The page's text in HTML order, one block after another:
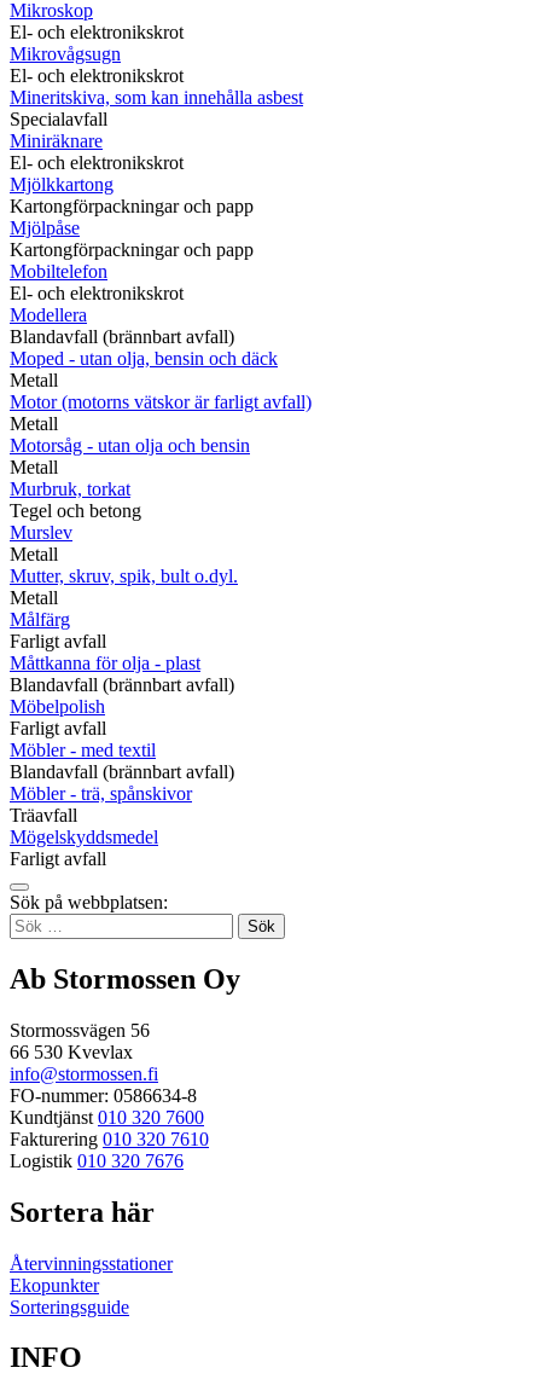
Mikroskop
El- och elektronikskrot
Mikrovågsugn
El- och elektronikskrot
Mineritskiva, som kan innehålla asbest
Specialavfall
Miniräknare
El- och elektronikskrot
Mjölkkartong
Kartongförpackningar och papp
Mjölpåse
Kartongförpackningar och papp
Mobiltelefon
El- och elektronikskrot
Modellera
Blandavfall (brännbart avfall)
Moped - utan olja, bensin och däck
Metall
Motor (motorns vätskor är farligt avfall)
Metall
Motorsåg - utan olja och bensin
Metall
Murbruk, torkat
Tegel och betong
Murslev
Metall
Mutter, skruv, spik, bult o.dyl.
Metall
Målfärg
Farligt avfall
Måttkanna för olja - plast
Blandavfall (brännbart avfall)
Möbelpolish
Farligt avfall
Möbler - med textil
Blandavfall (brännbart avfall)
Möbler - trä, spånskivor
Träavfall
Mögelskyddsmedel
Farligt avfall
Tillbaka
up
Sök på webbplatsen:
Sök
efter:
Ab Stormossen Oy
Stormossvägen 56
66 530 Kvevlax
info@stormossen.fi
FO-nummer: 0586634-8
Kundtjänst 010 320 7600
Fakturering 010 320 7610
Logistik 010 320 7676
Sortera här
Återvinningsstationer
Ekopunkter
Sorteringsguide
INFO